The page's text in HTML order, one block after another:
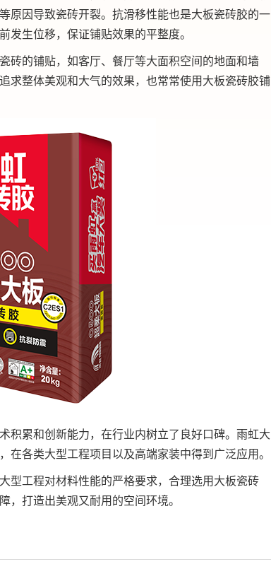
原因导致瓷砖开裂。抗滑移性能也是大板瓷砖胶的一
发生位移，保证铺贴效果的平整度。
砖的铺贴，如客厅、餐厅等大面积空间的地面和墙
求整体美观和大气的效果，也常常使用大板瓷砖胶铺
积累和创新能力，在行业内树立了良好口碑。雨虹大
在各类大型工程项目以及高端家装中得到广泛应用。
型工程对材料性能的严格要求，合理选用大板瓷砖
，打造出美观又耐用的空间环境。